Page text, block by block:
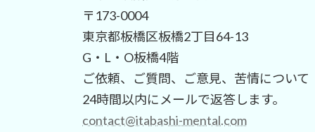
〒173-0004
東京都板橋区板橋2丁目64-13
G・L・O板橋4階
ご依頼、ご質問、ご意見、苦情について
24時間以内にメールで返答します。
contact@itabashi-mental.com